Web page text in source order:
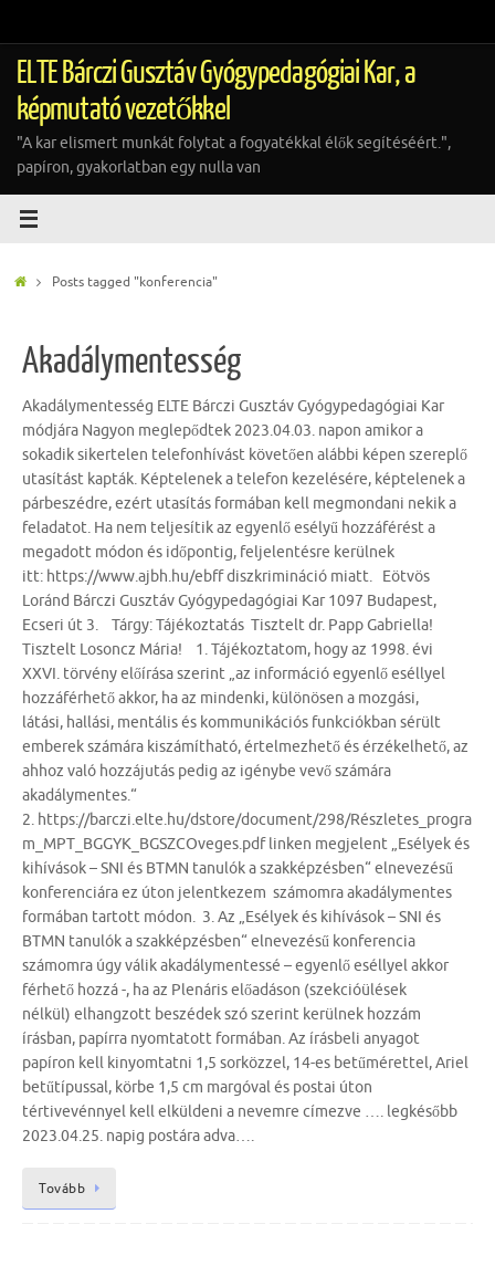
tartalomra
ELTE Bárczi Gusztáv Gyógypedagógiai Kar, a
képmutató vezetőkkel
"A kar elismert munkát folytat a fogyatékkal élők segítéséért.",
papíron, gyakorlatban egy nulla van
HomePosts tagged "konferencia"
Akadálymentesség
Akadálymentesség ELTE Bárczi Gusztáv Gyógypedagógiai Kar
módjára Nagyon meglepődtek 2023.04.03. napon amikor a
sokadik sikertelen telefonhívást követően alábbi képen szereplő
utasítást kapták. Képtelenek a telefon kezelésére, képtelenek a
párbeszédre, ezért utasítás formában kell megmondani nekik a
feladatot. Ha nem teljesítik az egyenlő esélyű hozzáférést a
megadott módon és időpontig, feljelentésre kerülnek
itt: https://www.ajbh.hu/ebff diszkrimináció miatt. Eötvös
Loránd Bárczi Gusztáv Gyógypedagógiai Kar 1097 Budapest,
Ecseri út 3. Tárgy: Tájékoztatás Tisztelt dr. Papp Gabriella!
Tisztelt Losoncz Mária! 1. Tájékoztatom, hogy az 1998. évi
XXVI. törvény előírása szerint „az információ egyenlő eséllyel
hozzáférhető akkor, ha az mindenki, különösen a mozgási,
látási, hallási, mentális és kommunikációs funkciókban sérült
emberek számára kiszámítható, értelmezhető és érzékelhető, az
ahhoz való hozzájutás pedig az igénybe vevő számára
akadálymentes.“
2. https://barczi.elte.hu/dstore/document/298/Részletes_progra
m_MPT_BGGYK_BGSZCOveges.pdf linken megjelent „Esélyek és
kihívások – SNI és BTMN tanulók a szakképzésben“ elnevezésű
konferenciára ez úton jelentkezem számomra akadálymentes
formában tartott módon. 3. Az „Esélyek és kihívások – SNI és
BTMN tanulók a szakképzésben“ elnevezésű konferencia
számomra úgy válik akadálymentessé – egyenlő eséllyel akkor
férhető hozzá -, ha az Plenáris előadáson (szekcióülések
nélkül) elhangzott beszédek szó szerint kerülnek hozzám
írásban, papírra nyomtatott formában. Az írásbeli anyagot
papíron kell kinyomtatni 1,5 sorközzel, 14-es betűmérettel, Ariel
betűtípussal, körbe 1,5 cm margóval és postai úton
tértivevénnyel kell elküldeni a nevemre címezve …. legkésőbb
2023.04.25. napig postára adva….
Tovább